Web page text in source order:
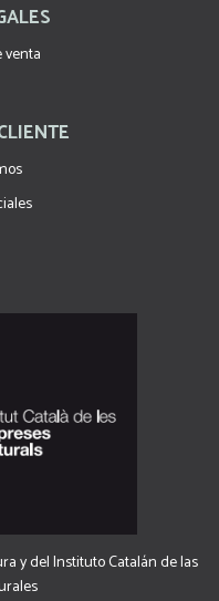
venta
y del Instituto Catalán de las